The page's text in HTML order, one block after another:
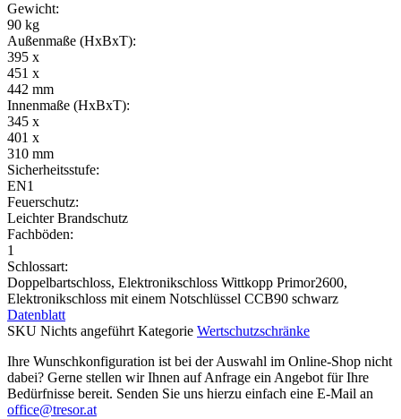
Gewicht:
90 kg
Außenmaße (HxBxT):
395 x
451 x
442 mm
Innenmaße (HxBxT):
345 x
401 x
310 mm
Sicherheitsstufe:
EN1
Feuerschutz:
Leichter Brandschutz
Fachböden:
1
Schlossart:
Doppelbartschloss, Elektronikschloss Wittkopp Primor2600,
Elektronikschloss mit einem Notschlüssel CCB90 schwarz
Datenblatt
SKU Nichts angeführtKategorie Wertschutzschränke
Ihre Wunschkonfiguration ist bei der Auswahl im Online-Shop nicht
dabei? Gerne stellen wir Ihnen auf Anfrage ein Angebot für Ihre
Bedürfnisse bereit. Senden Sie uns hierzu einfach eine E-Mail an
office@tresor.at